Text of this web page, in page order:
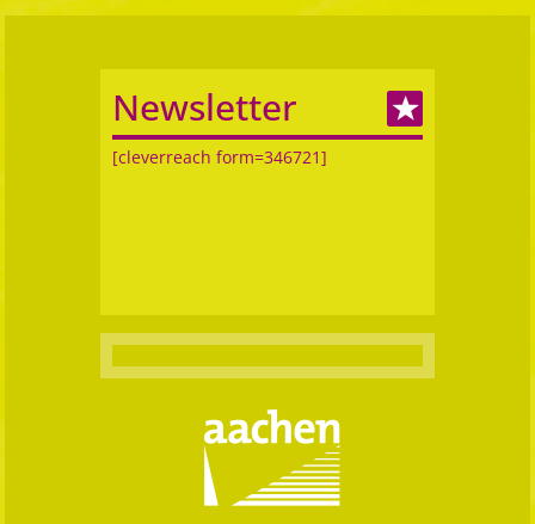
Newsletter
[cleverreach form=346721]